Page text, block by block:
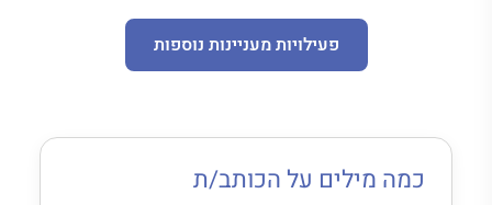
פעילויות מעניינות נוספות
כמה מילים על הכותב/ת